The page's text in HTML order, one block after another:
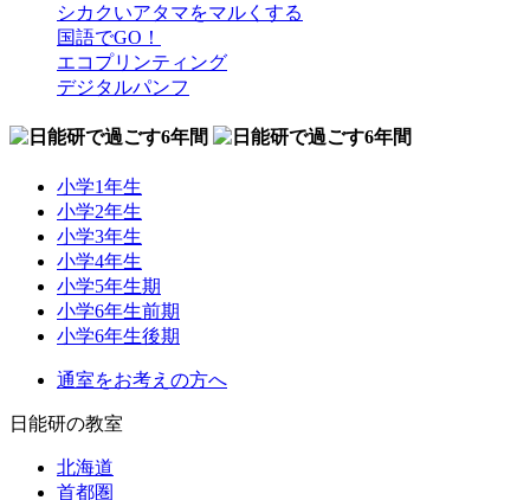
シカクいアタマをマルくする
国語でGO！
エコプリンティング
デジタルパンフ
小学1年生
小学2年生
小学3年生
小学4年生
小学5年生期
小学6年生前期
小学6年生後期
通室をお考えの方へ
日能研の教室
北海道
首都圏